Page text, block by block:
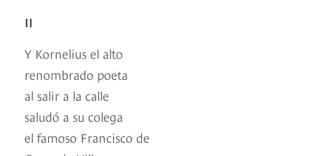
II
Y Kornelius el alto
renombrado poeta
al salir a la calle
saludó a su colega
el famoso Francisco de